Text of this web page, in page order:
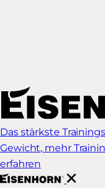
Das stärkste
Gewicht, mehr
erfahren